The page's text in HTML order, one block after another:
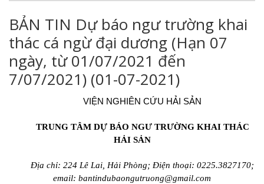
BẢN TIN Dự báo ngư trường khai
thác cá ngừ đại dương (Hạn 07
ngày, từ 01/07/2021 đến
7/07/2021) (01-07-2021)
VIỆN NGHIÊN CỨU HẢI SẢN
TRUNG TÂM DỰ BÁO NGƯ TRƯỜNG KHAI THÁC
HẢI SẢN
Địa chỉ: 224 Lê Lai, Hải Phòng; Điện thoại: 0225.3827170;
email: bantindubaongutruong@gmail.com